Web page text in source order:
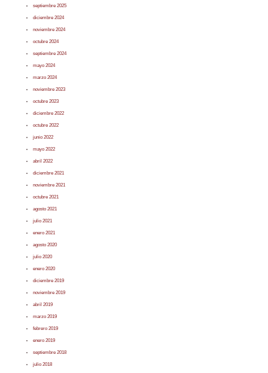
septiembre 2025
diciembre 2024
noviembre 2024
octubre 2024
septiembre 2024
mayo 2024
marzo 2024
noviembre 2023
octubre 2023
diciembre 2022
octubre 2022
junio 2022
mayo 2022
abril 2022
diciembre 2021
noviembre 2021
octubre 2021
agosto 2021
julio 2021
enero 2021
agosto 2020
julio 2020
enero 2020
diciembre 2019
noviembre 2019
abril 2019
marzo 2019
febrero 2019
enero 2019
septiembre 2018
julio 2018